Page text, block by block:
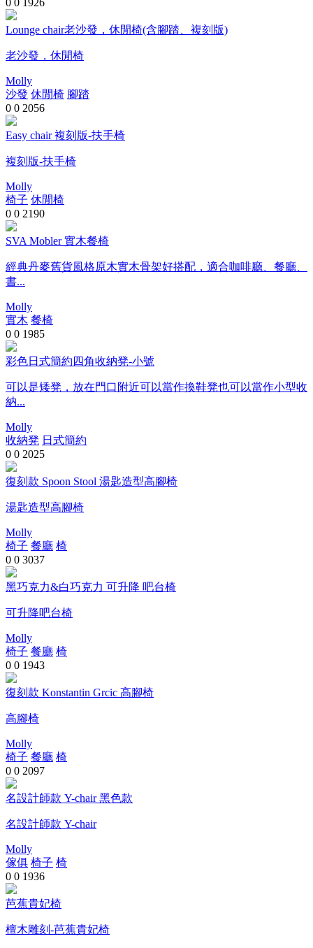
0 0 1926
Lounge chair老沙發，休閒椅(含腳踏、複刻版)
老沙發，休閒椅
Molly
沙發 休閒椅 腳踏
0 0 2056
Easy chair 複刻版-扶手椅
複刻版-扶手椅
Molly
椅子 休閒椅
0 0 2190
SVA Mobler 實木餐椅
經典丹麥舊貨風格原木實木骨架好搭配，適合咖啡廳、餐廳、
書...
Molly
實木 餐椅
0 0 1985
彩色日式簡約四角收納凳-小號
可以是矮凳，放在門口附近可以當作換鞋凳也可以當作小型收
納...
Molly
收納凳 日式簡約
0 0 2025
復刻款 Spoon Stool 湯匙造型高腳椅
湯匙造型高腳椅
Molly
椅子 餐廳 椅
0 0 3037
黑巧克力&白巧克力 可升降 吧台椅
可升降吧台椅
Molly
椅子 餐廳 椅
0 0 1943
復刻款 Konstantin Grcic 高腳椅
高腳椅
Molly
椅子 餐廳 椅
0 0 2097
名設計師款 Y-chair 黑色款
名設計師款 Y-chair
Molly
傢俱 椅子 椅
0 0 1936
芭蕉貴妃椅
檀木雕刻-芭蕉貴妃椅